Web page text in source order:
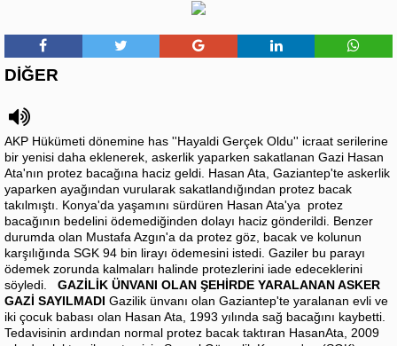
DİĞER
AKP Hükümeti dönemine has ''Hayaldi Gerçek Oldu'' icraat serilerine
bir yenisi daha eklenerek, askerlik yaparken sakatlanan Gazi Hasan
Ata'nın protez bacağına haciz geldi. Hasan Ata, Gaziantep'te askerlik
yaparken ayağından vurularak sakatlandığından protez bacak
takılmıştı. Konya'da yaşamını sürdüren Hasan Ata'ya protez
bacağının bedelini ödemediğinden dolayı haciz gönderildi. Benzer
durumda olan Mustafa Azgın'a da protez göz, bacak ve kolunun
karşılığında SGK 94 bin lirayı ödemesini istedi. Gaziler bu parayı
ödemek zorunda kalmaları halinde protezlerini iade edeceklerini
söyledi. GAZİLİK ÜNVANI OLAN ŞEHİRDE YARALANAN ASKER
GAZİ SAYILMADI Gazilik ünvanı olan Gaziantep'te yaralanan evli ve
iki çocuk babası olan Hasan Ata, 1993 yılında sağ bacağını kaybetti.
Tedavisinin ardından normal protez bacak taktıran HasanAta, 2009